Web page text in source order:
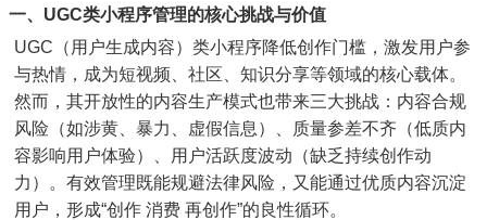
一、UGC类小程序管理的核心挑战与价值
UGC（用户生成内容）类小程序降低创作门槛，激发用户参
与热情，成为短视频、社区、知识分享等领域的核心载体。
然而，其开放性的内容生产模式也带来三大挑战：内容合规
风险（如涉黄、暴力、虚假信息）、质量参差不齐（低质内
容影响用户体验）、用户活跃度波动（缺乏持续创作动
力）。有效管理既能规避法律风险，又能通过优质内容沉淀
用户，形成“创作 消费 再创作”的良性循环。